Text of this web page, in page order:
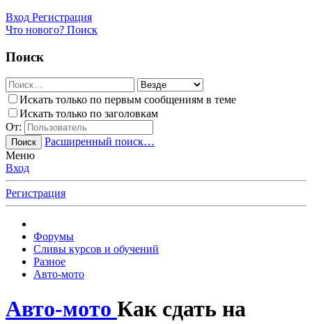
Вход Регистрация
Что нового? Поиск
Поиск
Искать только по первым сообщениям в теме
Искать только по заголовкам
От:
Поиск
Расширенный поиск…
Меню
Вход
Регистрация
Форумы
Сливы курсов и обучений
Разное
Авто-мото
Авто-мото Как сдать на